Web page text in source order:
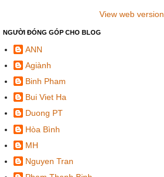
View web version
NGƯỜI ĐÓNG GÓP CHO BLOG
ANN
Agiành
Binh Pham
Bui Viet Ha
Duong PT
Hòa Bình
MH
Nguyen Tran